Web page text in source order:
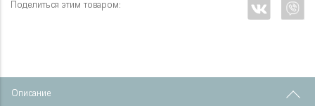
Поделиться этим товаром:
Описание